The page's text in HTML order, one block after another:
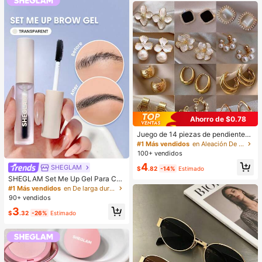
SHEGLAM
SHEGLAM Set Me Up Gel Para Cej
as Marca De Belleza CosméTica M
aquillaje Para Mujeres Y NiñAs
#1 Más vendidos
en De larga duración Cejas
90+ vendidos
$3.32 -26% Estimado
Ahorro de $0.78
Juego de 14 piezas de pendientes
de perlas de lujo, nuevo diseño mini
malista único y elegante para mujer
#1 Más vendidos
en Aleación De Zinc Conjuntos de Aretes para Mujer
100+ vendidos
$4.82 -14% Estimado